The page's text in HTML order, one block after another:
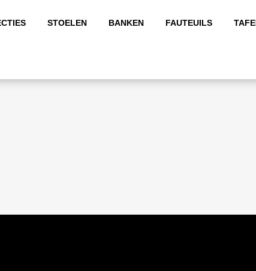
STOELEN BANKEN FAUTEUILS